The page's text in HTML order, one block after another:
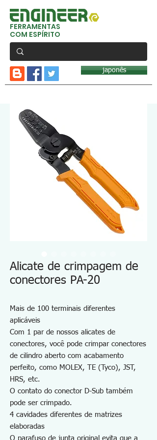
FERRAMENTAS
COM ESPÍRITO
japonês
Alicate de crimpagem de
conectores PA-20
Mais de 100 terminais diferentes
aplicáveis
Com 1 par de nossos alicates de
conectores, você pode crimpar conectores
de cilindro aberto com acabamento
perfeito, como MOLEX, TE (Tyco), JST,
HRS, etc.
O contato do conector D-Sub também
pode ser crimpado.
4 cavidades diferentes de matrizes
elaboradas
O parafuso de junta original evita que a